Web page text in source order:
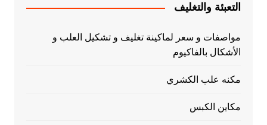
التعبئة والتغليف
مواصفات و سعر لماكينة تغليف و تشكيل العلب و
الأشكال بالفاكيوم
مكنه علب الكشري
مكاين الكبس